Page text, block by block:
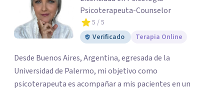
Psicoterapeuta-Counselor
5 / 5
Verificado
Terapia Online
Desde Buenos Aires, Argentina, egresada de la
Universidad de Palermo, mi objetivo como
psicoterapeuta es acompañar a mis pacientes en un